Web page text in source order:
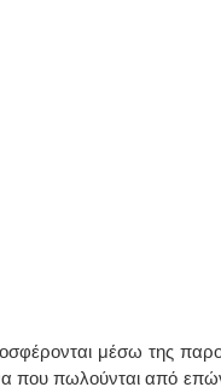
μέσω της
που πωλούνται από